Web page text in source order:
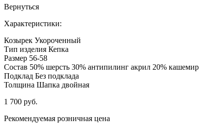
Вернуться
Характеристики:
Козырек Укороченный
Тип изделия Кепка
Размер 56-58
Состав 50% шерсть 30% антипилинг акрил 20% кашемир
Подклад Без подклада
Толщина Шапка двойная
1 700 руб.
Рекомендуемая розничная цена